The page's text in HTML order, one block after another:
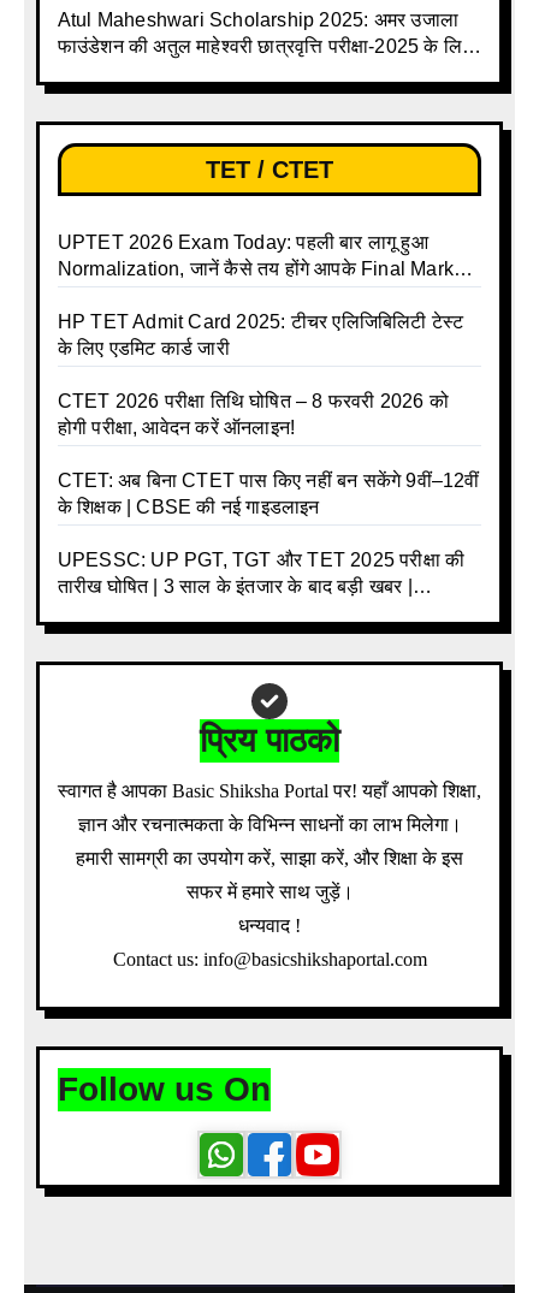
Atul Maheshwari Scholarship 2025: अमर उजाला
फाउंडेशन की अतुल माहेश्वरी छात्रवृत्ति परीक्षा-2025 के लिए
TET / CTET
UPTET 2026 Exam Today: पहली बार लागू हुआ
Normalization, जानें कैसे तय होंगे आपके Final Marks
HP TET Admit Card 2025: टीचर एलिजिबिलिटी टेस्ट
के लिए एडमिट कार्ड जारी
CTET 2026 परीक्षा तिथि घोषित – 8 फरवरी 2026 को
होगी परीक्षा, आवेदन करें ऑनलाइन!
CTET: अब बिना CTET पास किए नहीं बन सकेंगे 9वीं–12वीं
के शिक्षक | CBSE की नई गाइडलाइन
UPESSC: UP PGT, TGT और TET 2025 परीक्षा की
तारीख घोषित | 3 साल के इंतजार के बाद बड़ी खबर |
प्रिय पाठको
स्वागत है आपका Basic Shiksha Portal पर! यहाँ आपको शिक्षा,
ज्ञान और रचनात्मकता के विभिन्न साधनों का लाभ मिलेगा।
हमारी सामग्री का उपयोग करें, साझा करें, और शिक्षा के इस
सफर में हमारे साथ जुड़ें।
धन्यवाद !
Contact us: info@basicshikshaportal.com
Follow us On